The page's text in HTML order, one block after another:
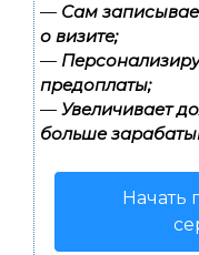
— Сам
о визите;
—
предоплаты;
— Увеличивает
больше
Начать